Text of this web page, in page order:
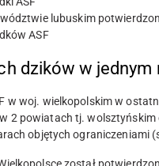
lubuskim
ASF
dzików w jednym
w woj. wielkopolskim w
2powiatach tj. wolsztyńskim
objętych ograniczeniami